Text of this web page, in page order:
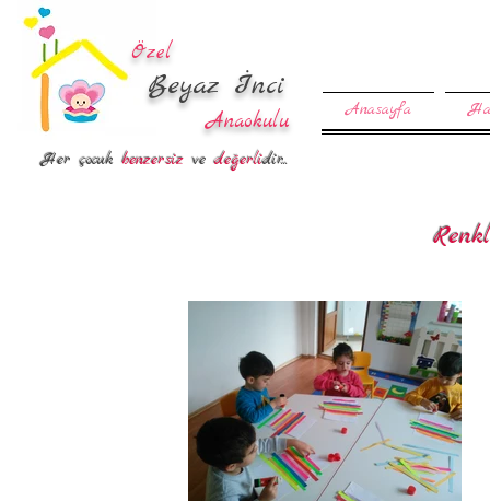
Özel
Beyaz İnci
Anaokulu Anasayfa
Her çocukbenzersizvedeğerlidir...